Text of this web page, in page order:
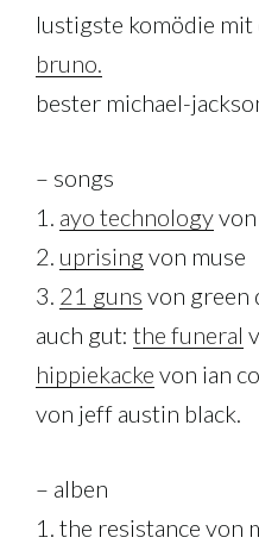
lustigste komödie
bruno.
bester michael-
– songs
1. ayo technology
2. uprisingvon muse
3. 21 guns von green
auch gut: the funeral
hippiekacke von ian
von jeff austin black.
– alben
1. the resistance von